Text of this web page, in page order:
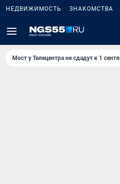
НЕДВИЖИМОСТЬ ЗНАКОМСТВА
Мост у Телецентра не сдадут к 1